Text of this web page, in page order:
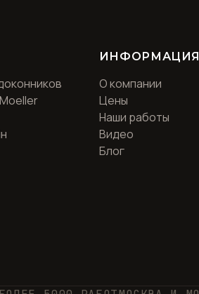
ИНФОРМАЦИЯ
О компании
Цены
Наши работы
Видео
Блог